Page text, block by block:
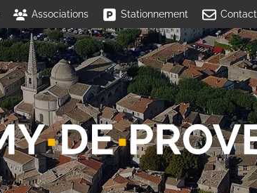
Associations Stationnement Contact